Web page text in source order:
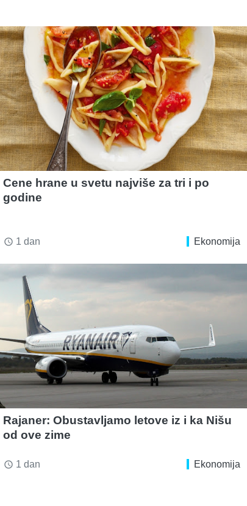
Cene hrane u svetu najviše za tri i po
godine
access_time 1 dan Ekonomija
Rajaner: Obustavljamo letove iz i ka Nišu
od ove zime
access_time 1 dan Ekonomija